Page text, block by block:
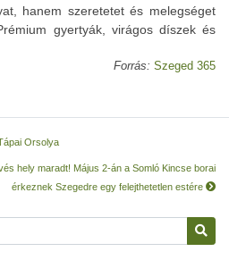
hanem szeretetet és melegséget
gyertyák, virágos díszek és
Forrás: Szeged 365
Orsolya
hely maradt! Május 2-án a Somló Kincse borai
érkeznek Szegedre egy felejthetetlen estére